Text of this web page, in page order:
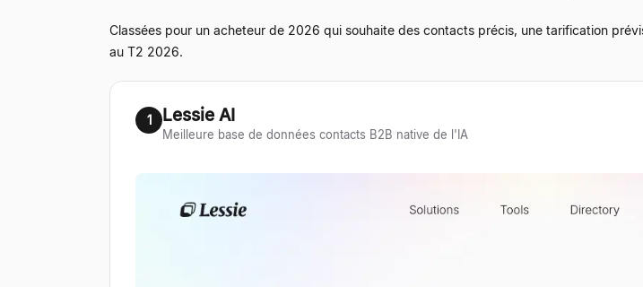
Classées pour un acheteur de 2026 qui souhaite des contacts précis, une tarification
au T2 2026.
1 Lessie AI
Meilleure base de données contacts B2B native de l'IA